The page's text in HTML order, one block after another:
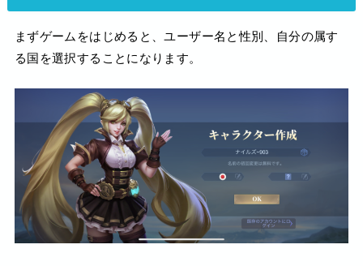
まずゲームをはじめると、ユーザー名と性別、自分の属す
る国を選択することになります。